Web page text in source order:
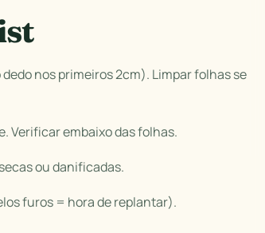
nos primeiros 2cm). Limpar folhas se
Verificar embaixo das folhas.
ou danificadas.
furos = hora de replantar).